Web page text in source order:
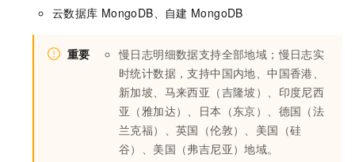
云数据库 MongoDB、自建 MongoDB
重要
慢日志明细数据支持全部地域；慢日志实
时统计数据，支持中国内地、中国香港、
新加坡、马来西亚（吉隆坡）、印度尼西
亚（雅加达）、日本（东京）、德国（法
兰克福）、英国（伦敦）、美国（硅
谷）、美国（弗吉尼亚）地域。